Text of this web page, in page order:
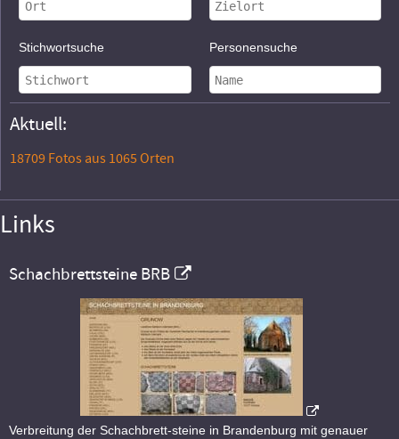
Stichwortsuche Personensuche
Aktuell:
18709 Fotos aus 1065 Orten
Links
Schachbrettsteine BRB
Verbreitung der Schachbrett-steine in Brandenburg mit genauer